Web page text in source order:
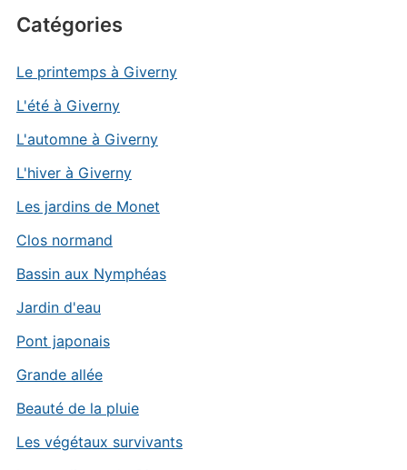
Catégories
Le printemps à Giverny
L'été à Giverny
L'automne à Giverny
L'hiver à Giverny
Les jardins de Monet
Clos normand
Bassin aux Nymphéas
Jardin d'eau
Pont japonais
Grande allée
Beauté de la pluie
Les végétaux survivants